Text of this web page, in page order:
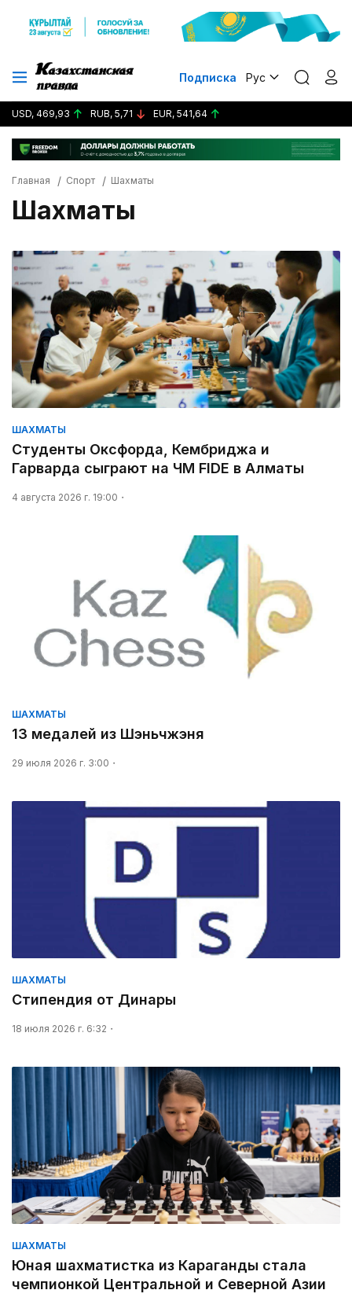
Подписка Рус
USD, 469,93 RUB, 5,71 EUR, 541,64
Главная Спорт Шахматы
Шахматы
ШАХМАТЫ
Студенты Оксфорда, Кембриджа и
Гарварда сыграют на ЧМ FIDE в Алматы
4 августа 2026 г. 19:00
ШАХМАТЫ
13 медалей из Шэньчжэня
29 июля 2026 г. 3:00
ШАХМАТЫ
Стипендия от Динары
18 июля 2026 г. 6:32
ШАХМАТЫ
Юная шахматистка из Караганды стала
чемпионкой Центральной и Северной Азии